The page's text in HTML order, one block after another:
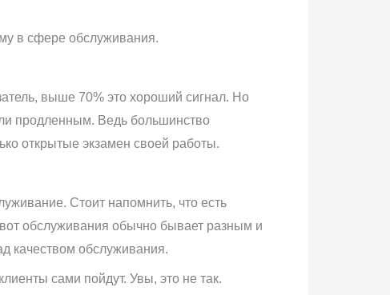
в сфере обслуживания.
выше 70% это хороший сигнал. Но
продленным. Ведь большинство
открытые экзамен своей работы.
Стоит напомнить, что есть
обслуживания обычно бывает разным и
качеством обслуживания.
сами пойдут. Увы, это не так.